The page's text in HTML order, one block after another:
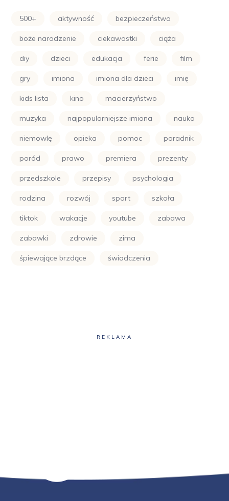
500+ aktywność bezpieczeństwo
boże narodzenie ciekawostki ciąża
diy dzieci edukacja ferie film
gry imiona imiona dla dzieci imię
kids lista kino macierzyństwo
muzyka najpopularniejsze imiona nauka
niemowlę opieka pomoc poradnik
poród prawo premiera prezenty
przedszkole przepisy psychologia
rodzina rozwój sport szkoła
tiktok wakacje youtube zabawa
zabawki zdrowie zima
śpiewające brzdące świadczenia
REKLAMA